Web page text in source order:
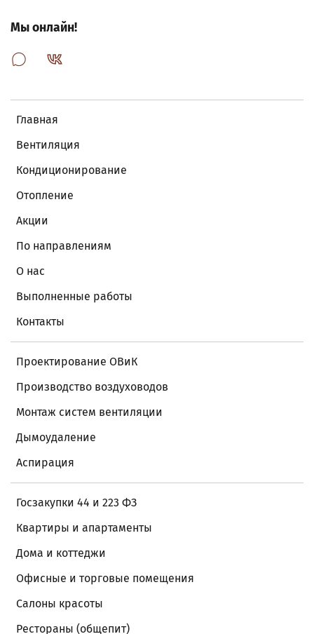
Главная
Вентиляция
Кондиционирование
Отопление
Акции
По направлениям
О нас
Выполненные работы
Контакты
Проектирование ОВиК
Производство воздуховодов
Монтаж систем вентиляции
Дымоудаление
Аспирация
Госзакупки 44 и 223 ФЗ
Квартиры и апартаменты
Дома и коттеджи
Офисные и торговые помещения
Салоны красоты
Рестораны (общепит)
Мы онлайн!